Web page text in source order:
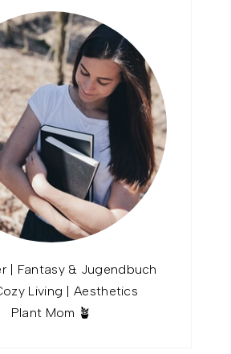
| Fantasy & Jugendbuch
Living | Aesthetics
Plant Mom 🪴